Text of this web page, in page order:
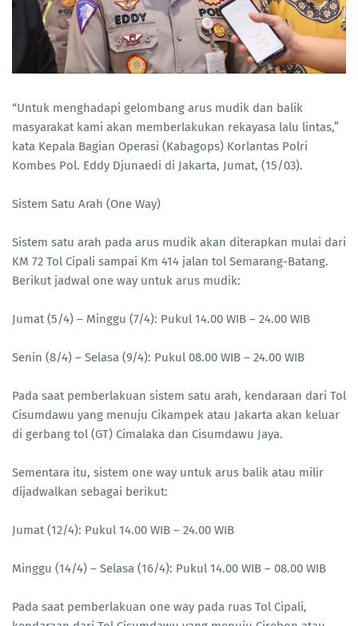
“Untuk menghadapi gelombang arus mudik dan balik
masyarakat kami akan memberlakukan rekayasa lalu lintas,”
kata Kepala Bagian Operasi (Kabagops) Korlantas Polri
Kombes Pol. Eddy Djunaedi di Jakarta, Jumat, (15/03).
Sistem Satu Arah (One Way)
Sistem satu arah pada arus mudik akan diterapkan mulai dari
KM 72 Tol Cipali sampai Km 414 jalan tol Semarang-Batang.
Berikut jadwal one way untuk arus mudik:
Jumat (5/4) – Minggu (7/4): Pukul 14.00 WIB – 24.00 WIB
Senin (8/4) – Selasa (9/4): Pukul 08.00 WIB – 24.00 WIB
Pada saat pemberlakuan sistem satu arah, kendaraan dari Tol
Cisumdawu yang menuju Cikampek atau Jakarta akan keluar
di gerbang tol (GT) Cimalaka dan Cisumdawu Jaya.
Sementara itu, sistem one way untuk arus balik atau milir
dijadwalkan sebagai berikut:
Jumat (12/4): Pukul 14.00 WIB – 24.00 WIB
Minggu (14/4) – Selasa (16/4): Pukul 14.00 WIB – 08.00 WIB
Pada saat pemberlakuan one way pada ruas Tol Cipali,